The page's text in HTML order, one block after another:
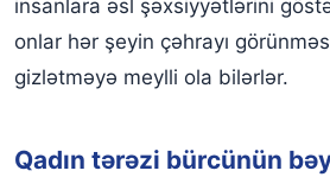
insanlara əsl şəxsiyyətlərini
onlar hər şeyin çəhrayı görünməsi
gizlətməyə meylli ola bilərlər.
Qadın tərəzi bürcünün